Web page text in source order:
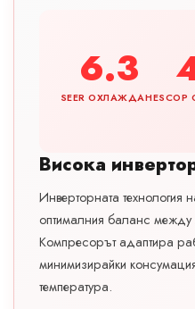
6.3
SEER ОХЛАЖДАНЕ
Висока
Инверторната технология
оптималния баланс
Компресорът адаптира
минимизирайки
температура.